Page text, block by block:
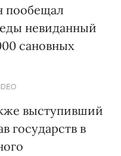
пообещал
невиданный
сановных
выступивший
государств в